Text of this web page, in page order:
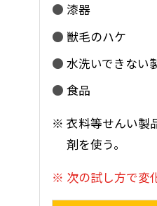
漆器
獣毛のハケ
水洗いできない
食品
衣料等せんい製
剤を使う。
次の試し方で変